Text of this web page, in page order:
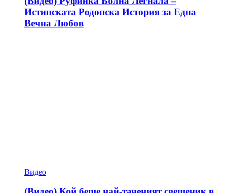
Истинската Родопска История за Една
Вечна Любов
Видео